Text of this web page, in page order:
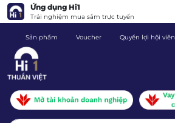
Ứng dụng Hi1
Trải nghiệm mua sắm trực tuyến
Sản phẩm Voucher Quyền lợi hội viên